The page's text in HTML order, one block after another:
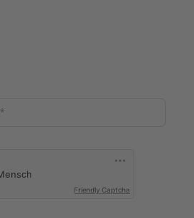
Friendly Captcha